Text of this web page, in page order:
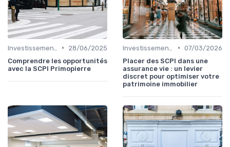
•
28/06/2025
Comprendre les opportunités
avec la SCPI Primopierre
• 07/03/2026
Placer des SCPI dans une
assurance vie : un levier
discret pour optimiser votre
patrimoine immobilier